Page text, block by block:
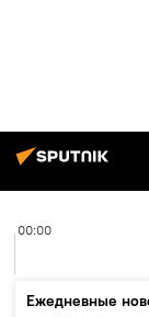
00:00
Ежедневные